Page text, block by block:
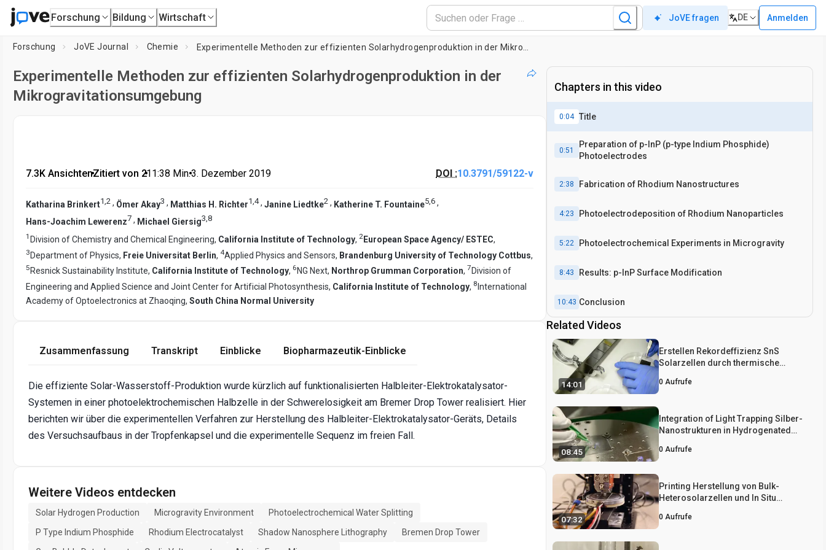
Forschung Bildung Wirtschaft JoVE fragen DE Anmelden
Forschung JoVE Journal Chemie
Experimentelle Methoden zur effizienten Solarhydrogenproduktion in der
Mikrogravitationsumgebung
7.3K Ansichten•Zitiert von 2•11:38 Min.•3. Dezember 2019 DOI :10.3791/59122-v
Katharina Brinkert1,2 , Ömer Akay3 , Matthias H. Richter1,4, Janine Liedtke2 , Katherine T. Fountaine5,6 ,
Hans-Joachim Lewerenz7 , Michael Giersig3 8
1 Division of Chemistry and Chemical Engineering, California Institute of Technology, 2 European Space Agency/ ESTEC,
3 Department of Physics, Freie Universitat Berlin, 4Applied Physics and Sensors, Brandenburg University of Technology Cottbus,
5 Resnick Sustainability Institute, California Institute of Technology, 6 NG Next, Northrop Grumman Corporation, 7 Division of
Engineering and Applied Science and Joint Center for Artificial Photosynthesis, California Institute of Technology, 8 International
Academy of Optoelectronics at Zhaoqing, South China Normal University
Zusammenfassung Transkript Einblicke Biopharmazeutik-Einblicke
Die effiziente Solar-Wasserstoff-Produktion wurde kürzlich auf funktionalisierten Halbleiter-Elektrokatalysator-
Systemen in einer photoelektrochemischen Halbzelle in der Schwerelosigkeit am Bremer Drop Tower realisiert. Hier
berichten wir über die experimentellen Verfahren zur Herstellung des Halbleiter-Elektrokatalysator-Geräts, Details
des Versuchsaufbaus in der Tropfenkapsel und die experimentelle Sequenz im freien Fall.
Weitere Videos entdecken
Solar Hydrogen Production Microgravity Environment
Photoelectrochemical Water Splitting
P Type Indium Phosphide
Rhodium Electrocatalyst Shadow Nanosphere Lithography
Bremen Drop Tower
Chapters in this video
0:04 Title
0:51
Preparation of p-InP (p-type Indium Phosphide)
Photoelectrodes
2:38 Fabrication of Rhodium Nanostructures
4:23 Photoelectrodeposition of Rhodium Nanoparticles
5:22 Photoelectrochemical Experiments in Microgravity
8:43 Results: p-InP Surface Modification
10:43 Conclusion
Related Videos
14:01
Erstellen Rekordeffizienz SnS
Solarzellen durch thermische
Deposition
0 Aufrufe
08:45
Integration of Light Trapping Silber-
Nanostrukturen in Hydrogenated
durch Transferdruck
0 Aufrufe
07:32
Printing Herstellung von Bulk-
Heterosolarzellen und In Situ
0 Aufrufe